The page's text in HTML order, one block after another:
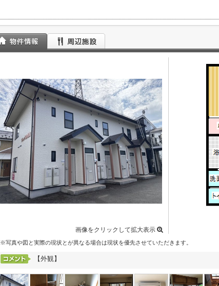
画像をクリックして拡大表示
※写真や図と実際の現状とが異なる場合は現状を優先させていただきます。
【外観】